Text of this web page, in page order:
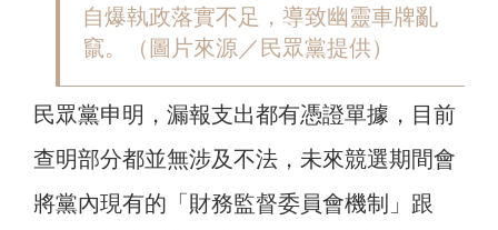
自爆執政落實不足，導致幽靈車牌亂
竄。（圖片來源／民眾黨提供）
民眾黨申明，漏報支出都有憑證單據，目前
查明部分都並無涉及不法，未來競選期間會
將黨內現有的「財務監督委員會機制」跟